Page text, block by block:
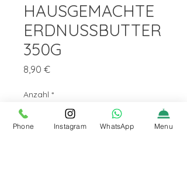
HAUSGEMACHTE
ERDNUSSBUTTER
350G
8,90 €Preis
Anzahl *
Phone Instagram WhatsApp Menu